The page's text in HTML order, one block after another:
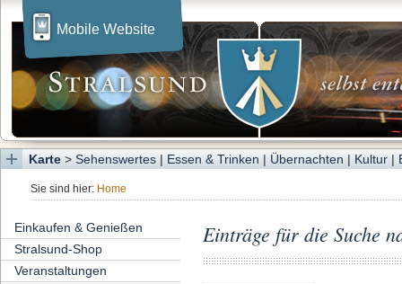
Mobile Website
Karte > Sehenswertes | Essen & Trinken | Übernachten | Kultur |
Sie sind hier: Home
Einkaufen & Genießen
Stralsund-Shop
Veranstaltungen
Einträge für die Suche